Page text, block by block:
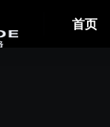
首页